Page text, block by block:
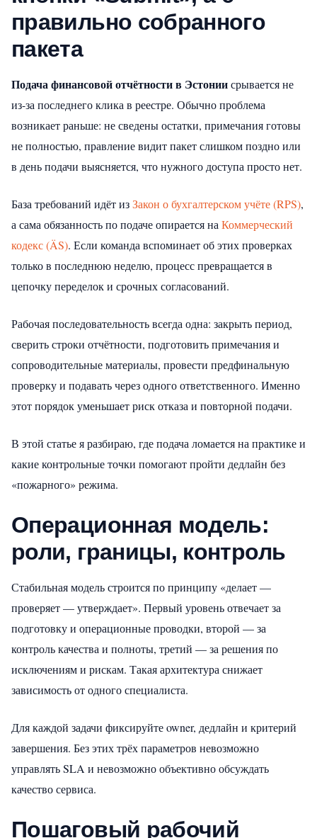
правильно собранного
пакета
Подача финансовой отчётности в Эстониисрывается не
из-за последнего клика в реестре. Обычно проблема
возникает раньше: не сведены остатки, примечания готовы
не полностью, правление видит пакет слишком поздно или
в день подачи выясняется, что нужного доступа просто нет.
База требований идёт изЗакон о бухгалтерском учёте (RPS),
а сама обязанность по подаче опирается на Коммерческий
кодекс (ÄS). Если команда вспоминает об этих проверках
только в последнюю неделю, процесс превращается в
цепочку переделок и срочных согласований.
Рабочая последовательность всегда одна: закрыть период,
сверить строки отчётности, подготовить примечания и
сопроводительные материалы, провести предфинальную
проверку и подавать через одного ответственного. Именно
этот порядок уменьшает риск отказа и повторной подачи.
В этой статье я разбираю, где подача ломается на практике и
какие контрольные точки помогают пройти дедлайн без
«пожарного» режима.
Операционная модель:
роли, границы, контроль
Стабильная модель строится по принципу «делает —
проверяет — утверждает». Первый уровень отвечает за
подготовку и операционные проводки, второй — за
контроль качества и полноты, третий — за решения по
исключениям и рискам. Такая архитектура снижает
зависимость от одного специалиста.
Для каждой задачи фиксируйте owner, дедлайн и критерий
завершения. Без этих трёх параметров невозможно
управлять SLA и невозможно объективно обсуждать
качество сервиса.
Пошаговый рабочий